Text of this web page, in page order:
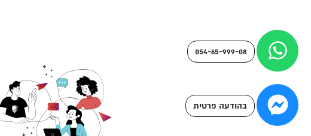
054-65-999-08
בהודעה פרטית